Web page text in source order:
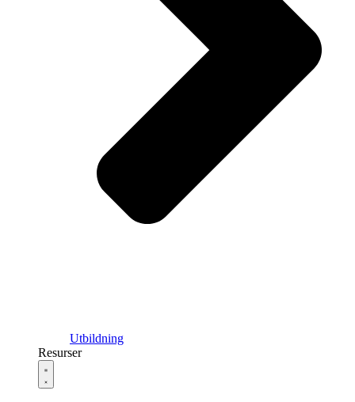
Utbildning
Resurser